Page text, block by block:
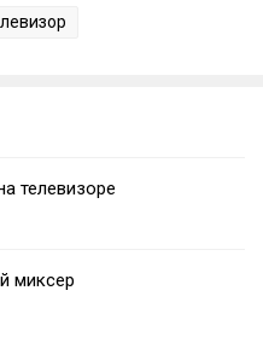
телевизоре
миксер